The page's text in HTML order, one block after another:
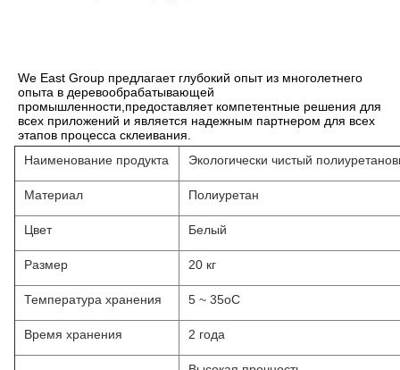
We East Group предлагает глубокий опыт из многолетнего
опыта в деревообрабатывающей
промышленности,предоставляет компетентные решения для
всех приложений и является надежным партнером для всех
этапов процесса склеивания.
Наименование продукта
Экологически чистый
Материал Полиуретан
Цвет Белый
Размер 20 кг
Температура хранения 5 ~ 35oC
Время хранения 2 года